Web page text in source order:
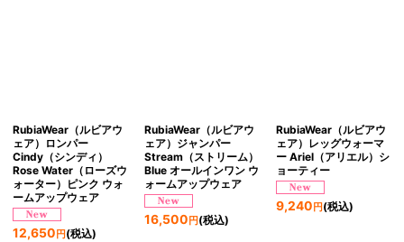
RubiaWear（ルビアウ
ェア）ロンパー
Cindy（シンディ）
Rose Water（ローズウ
ォーター）ピンク ウォ
ームアップウェア
12,650 円 (税込)
RubiaWear（ルビアウ
ェア）ジャンパー
Stream（ストリーム）
Blue オールインワン ウ
ォームアップウェア
16,500 円(税込)
RubiaWear（ルビアウ
ェア）レッグウォーマ
ー Ariel（アリエル）シ
ョーティー
9,240 円(税込)